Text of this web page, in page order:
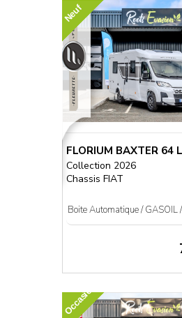
Neuf
FLORIUM BAXTER 64
Collection 2026
Chassis FIAT
Boite Automatique / GASOIL
Occasion